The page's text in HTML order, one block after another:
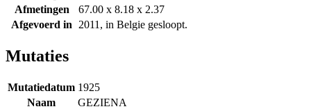
Afmetingen
67.00 x 8.18 x 2.37
Afgevoerd in
2011, in Belgie gesloopt.
Mutaties
Mutatiedatum 1925
Naam
GEZIENA